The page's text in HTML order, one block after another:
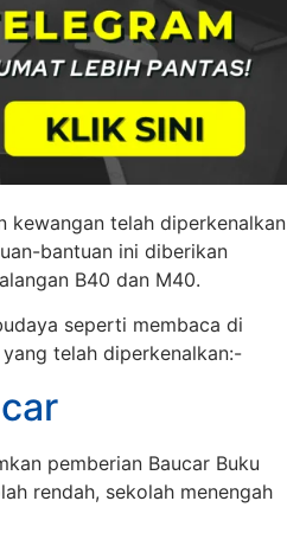
kewangan telah diperkenalkan
bantuan ini diberikan
B40 dan M40.
seperti membaca di
telah diperkenalkan:-
pemberian Baucar Buku
rendah, sekolah menengah